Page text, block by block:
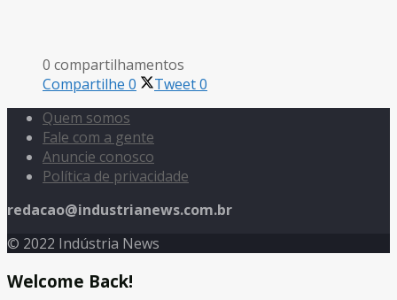
0 compartilhamentos
Compartilhe 0 Tweet0
Quem somos
Fale com a gente
Anuncie conosco
Política de privacidade
redacao@industrianews.com.br
© 2022 Indústria News
Welcome Back!